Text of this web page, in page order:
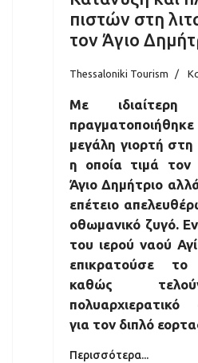
πιστών στη
τον Άγιο
Thessaloniki Tourism
Με ιδιαίτερη
μεγάλη γιορτή
η οποία τιμά τον
Άγιο Δημήτριο
επέτειο
οθωμανικό ζυγό.
του ιερού ναού
επικρατούσε το
καθώς
πολυαρχιερατικό
για τον διπλό
Περισσότερα...